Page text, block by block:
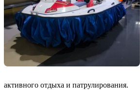
активного отдыха и патрулирования.